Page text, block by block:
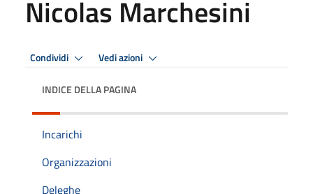
Nicolas Marchesini
Condividi Vedi azioni
INDICE DELLA PAGINA
Incarichi
Organizzazioni
Deleghe